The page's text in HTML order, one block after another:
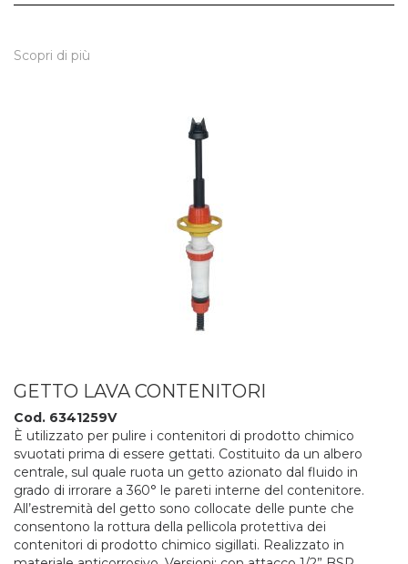
Scopri di più
GETTO LAVA CONTENITORI
Cod. 6341259V
È utilizzato per pulire i contenitori di prodotto chimico
svuotati prima di essere gettati. Costituito da un albero
centrale, sul quale ruota un getto azionato dal fluido in
grado di irrorare a 360° le pareti interne del contenitore.
All’estremità del getto sono collocate delle punte che
consentono la rottura della pellicola protettiva dei
contenitori di prodotto chimico sigillati. Realizzato in